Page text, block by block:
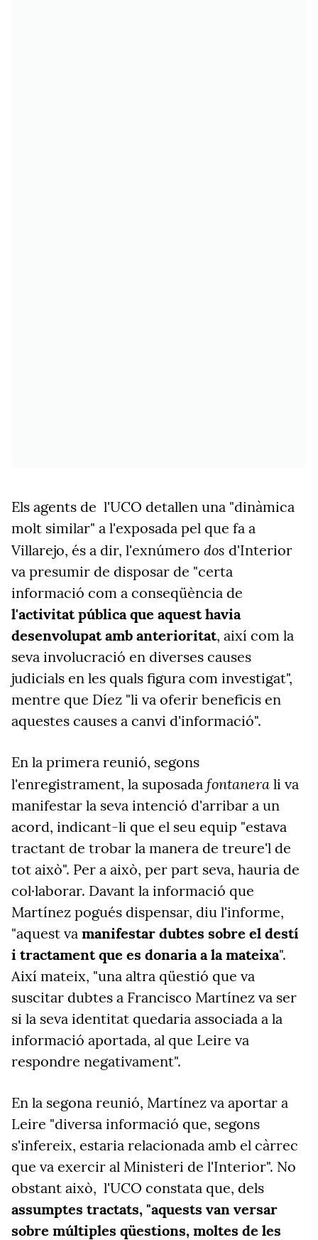
Els agents de l'UCO detallen una "dinàmica
molt similar" a l'exposada pel que fa a
Villarejo, és a dir, l'exnúmero dos d'Interior
va presumir de disposar de "certa
informació com a conseqüència de
l'activitat pública que aquest havia
desenvolupat amb anterioritat, així com la
seva involucració en diverses causes
judicials en les quals figura com investigat",
mentre que Díez "li va oferir beneficis en
aquestes causes a canvi d'informació".
En la primera reunió, segons
l'enregistrament, la suposada fontanera li va
manifestar la seva intenció d'arribar a un
acord, indicant-li que el seu equip "estava
tractant de trobar la manera de treure'l de
tot això". Per a això, per part seva, hauria de
col·laborar. Davant la informació que
Martínez pogués dispensar, diu l'informe,
"aquest va manifestar dubtes sobre el destí
i tractament que es donaria a la mateixa".
Així mateix, "una altra qüestió que va
suscitar dubtes a Francisco Martínez va ser
si la seva identitat quedaria associada a la
informació aportada, al que Leire va
respondre negativament".
En la segona reunió, Martínez va aportar a
Leire "diversa informació que, segons
s'infereix, estaria relacionada amb el càrrec
que va exercir al Ministeri de l'Interior". No
obstant això, l'UCO constata que, dels
assumptes tractats, "aquests van versar
sobre múltiples qüestions, moltes de les